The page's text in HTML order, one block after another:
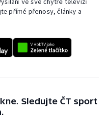
přímé přenosy, články a
Sledujte ČT sport